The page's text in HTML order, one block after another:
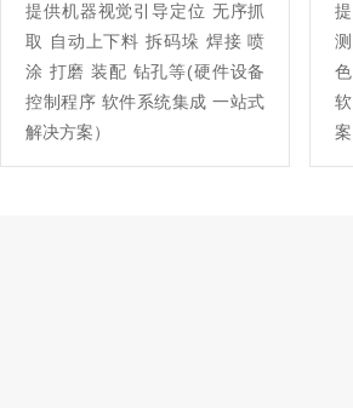
提供机器视觉引导定位 无序抓
取 自动上下料 拆码垛 焊接 喷
涂 打磨 装配 钻孔等(硬件设备
控制程序 软件系统集成 一站式
解决方案）
案